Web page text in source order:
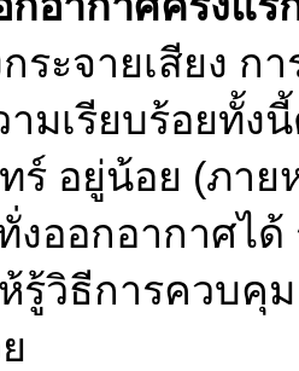
ระจายเสียง ก
มเรียบร้อยทั้ง
ร์ อยู่น้อย (ภาย
งออกอากาศไ
รู้วิธีการควบคุ